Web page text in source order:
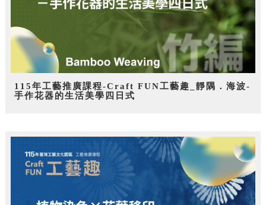
115年工藝推廣課程-Craft FUN工藝趣_靜隅．海波-
手作花器的生活美學四日式